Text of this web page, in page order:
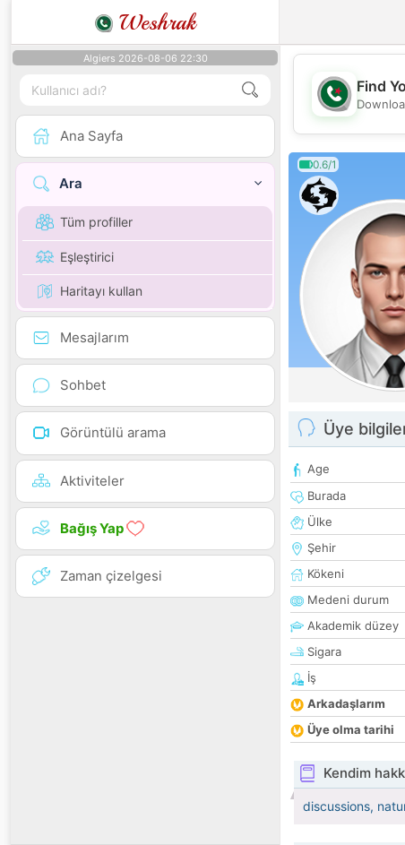
Weshrak
Algiers 2026-08-06 22:30
Ana Sayfa
Ara
Tüm profiller
Eşleştirici
Haritayı kullan
Mesajlarım
Sohbet
Görüntülü arama
Aktiviteler
Bağış Yap
Zaman çizelgesi
Find
0.6/1
Üye
Age
Burada
Ülke
Şehir
Kökeni
Medeni durum
Akademik düzey
Sigara
İş
Arkadaşlarım
Üye olma tarihi
Kendim
discussions,